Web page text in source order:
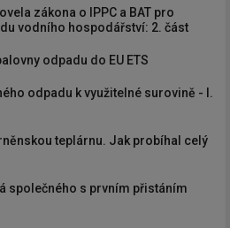
zákona o IPPC a BAT pro
vodního hospodářství: 2. část
odpadu do EU ETS
odpadu k využitelné surovině - I.
teplárnu. Jak probíhal celý
společného s prvním přistáním